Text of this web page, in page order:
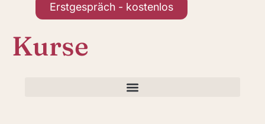
Erstgespräch - kostenlos
Kurse